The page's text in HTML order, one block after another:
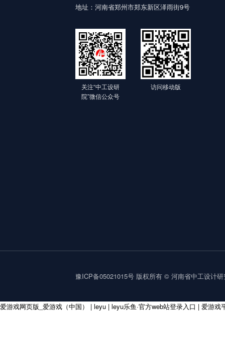
地址：河南省郑州市郑东新区泽雨街9号
关注“中工设研
院”微信公众号
访问移动版
豫ICP备05021015号 版权所有 © 河南省中工设计
爱游戏网页版_爱游戏（中国） | leyu | leyu乐鱼·官方web站登录入口 | 爱游戏